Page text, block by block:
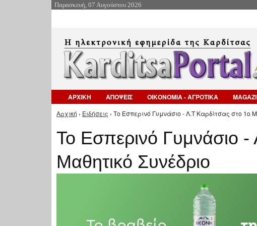
Παρασκευή, 07 Αυγούστου 2026
ΑΡΧΙΚΗ ΑΠΟΨΕΙΣ ΟΙΚΟΝΟΜΙΑ - ΑΓΡΟΤΙΚΑ
Είστε εδώ
Αρχική › Ειδήσεις › Το Εσπερινό Γυμνάσιο - Λ.Τ Καρδίτσας στο 1ο
Το Εσπερινό Γυμνάσιο
Μαθητικό Συνέδριο